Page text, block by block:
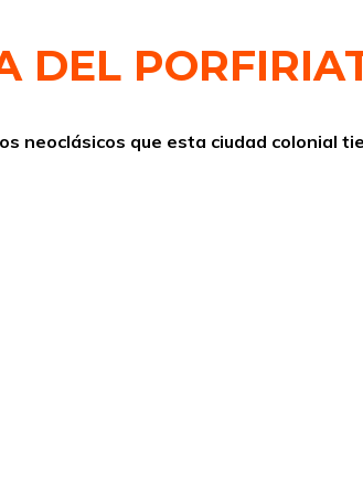
DEL
que esta ciudad colonial